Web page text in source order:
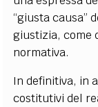
“giusta causa”
giustizia, come
normativa.
In definitiva, in
costitutivi del